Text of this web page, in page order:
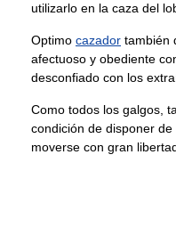
utilizarlo en la caza del
Optimo cazador también
afectuoso y obediente
desconfiado con los
Como todos los galgos,
condición de disponer
moverse con gran